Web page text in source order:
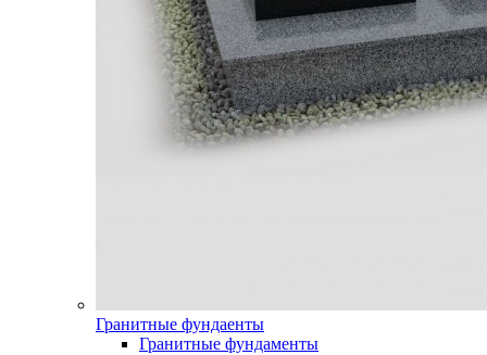
Гранитные фундаенты
Гранитные фундаменты